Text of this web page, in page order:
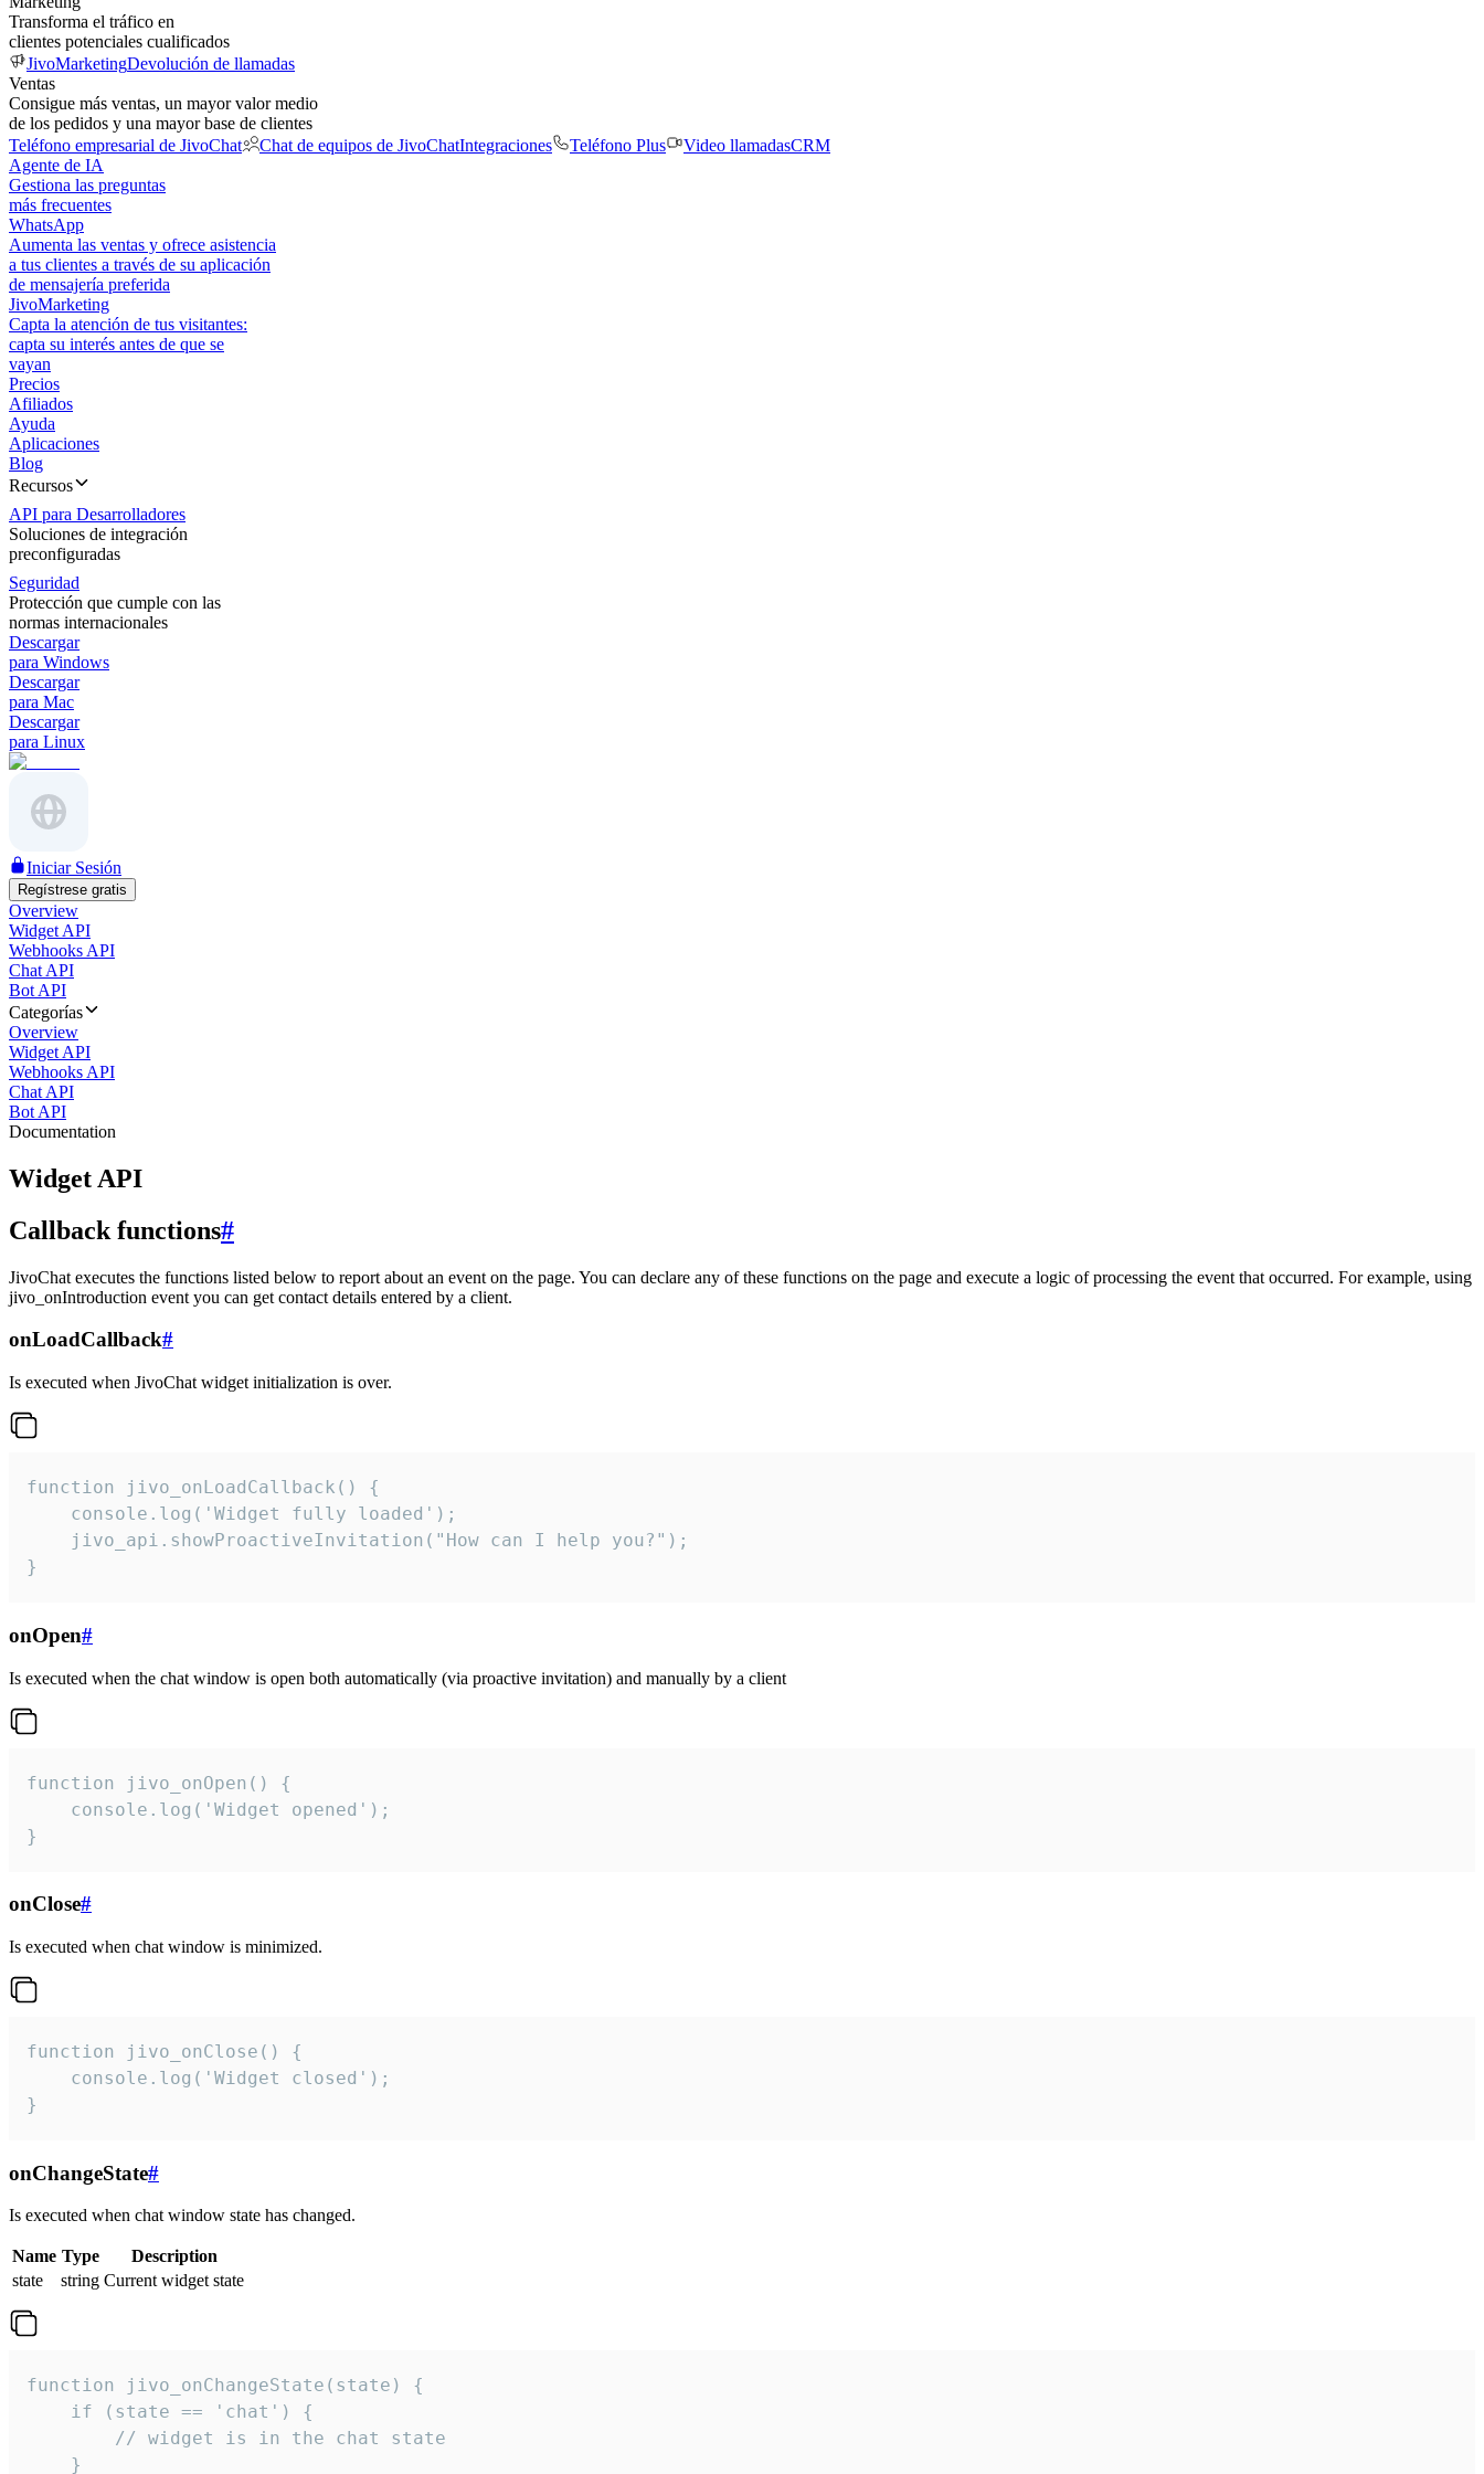
Transforma el tráfico en
clientes potenciales cualificados
JivoMarketingDevolución de llamadas
Ventas
Consigue más ventas, un mayor valor medio
de los pedidos y una mayor base de clientes
Teléfono empresarial de JivoChat
Chat de equipos de JivoChatIntegraciones Teléfono Plus Video llamadasCRM
Agente de IA
Gestiona las preguntas
más frecuentes
WhatsApp
Aumenta las ventas y ofrece asistencia
a tus clientes a través de su aplicación
de mensajería preferida
JivoMarketing
Capta la atención de tus visitantes:
capta su interés antes de que se
vayan
Precios
Afiliados
Ayuda
Aplicaciones
Blog
Recursos
API para Desarrolladores
Soluciones de integración
preconfiguradas
Seguridad
Protección que cumple con las
normas internacionales
Descargar
para Windows
Descargar
para Mac
Descargar
para Linux
Iniciar Sesión
Regístrese gratis
Overview
Widget API
Webhooks API
Chat API
Bot API
Categorías
Overview
Widget API
Webhooks API
Chat API
Bot API
Documentation
Widget API
Callback functions#
JivoChat executes the functions listed below to report about an event on the page. You can declare any of these functions on the page and execute a logic of processing the event that occurred. For example, using
jivo_onIntroduction event you can get contact details entered by a client.
onLoadCallback#
Is executed when JivoChat widget initialization is over.
function jivo_onLoadCallback() {
    console.log('Widget fully loaded');
    jivo_api.showProactiveInvitation("How can I help you?");
}
onOpen#
Is executed when the chat window is open both automatically (via proactive invitation) and manually by a client
function jivo_onOpen() {
    console.log('Widget opened');
}
onClose#
Is executed when chat window is minimized.
function jivo_onClose() {
    console.log('Widget closed');
}
onChangeState#
Is executed when chat window state has changed.
Name Type
Description
state
string Current widget state
function jivo_onChangeState(state) {
    if (state == 'chat') {
        // widget is in the chat state
    }